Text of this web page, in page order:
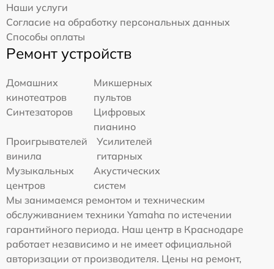
Наши услуги
Согласие на обработку персональных данных
Способы оплаты
Ремонт устройств
Домашних
кинотеатров
Микшерных
пультов
Синтезаторов
Цифровых
пианино
Проигрывателей
винила
Усилителей
гитарных
Музыкальных
центров
Акустических
систем
Мы занимаемся ремонтом и техническим
обслуживанием техники Yamaha по истечении
гарантийного периода. Наш центр в Краснодаре
работает независимо и не имеет официальной
авторизации от производителя. Цены на ремонт,